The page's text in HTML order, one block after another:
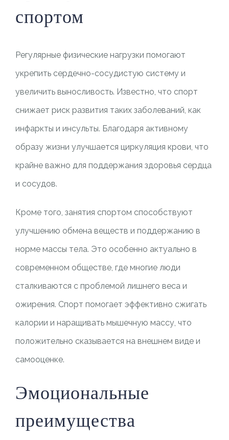
спортом
Регулярные физические нагрузки помогают
укрепить сердечно-сосудистую систему и
увеличить выносливость. Известно, что спорт
снижает риск развития таких заболеваний, как
инфаркты и инсульты. Благодаря активному
образу жизни улучшается циркуляция крови, что
крайне важно для поддержания здоровья сердца
и сосудов.
Кроме того, занятия спортом способствуют
улучшению обмена веществ и поддержанию в
норме массы тела. Это особенно актуально в
современном обществе, где многие люди
сталкиваются с проблемой лишнего веса и
ожирения. Спорт помогает эффективно сжигать
калории и наращивать мышечную массу, что
положительно сказывается на внешнем виде и
самооценке.
Эмоциональные
преимущества